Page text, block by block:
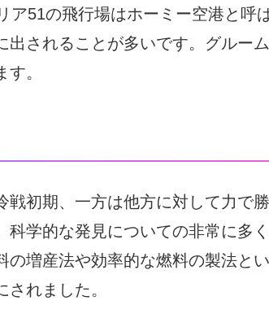
戦初期、一方は他方に対して力で
科学的な発見についての非常に多
されました。
うにする監視技術です。新たな改
新についての情報は、政府にと
の技術はいずれも、国家安全機